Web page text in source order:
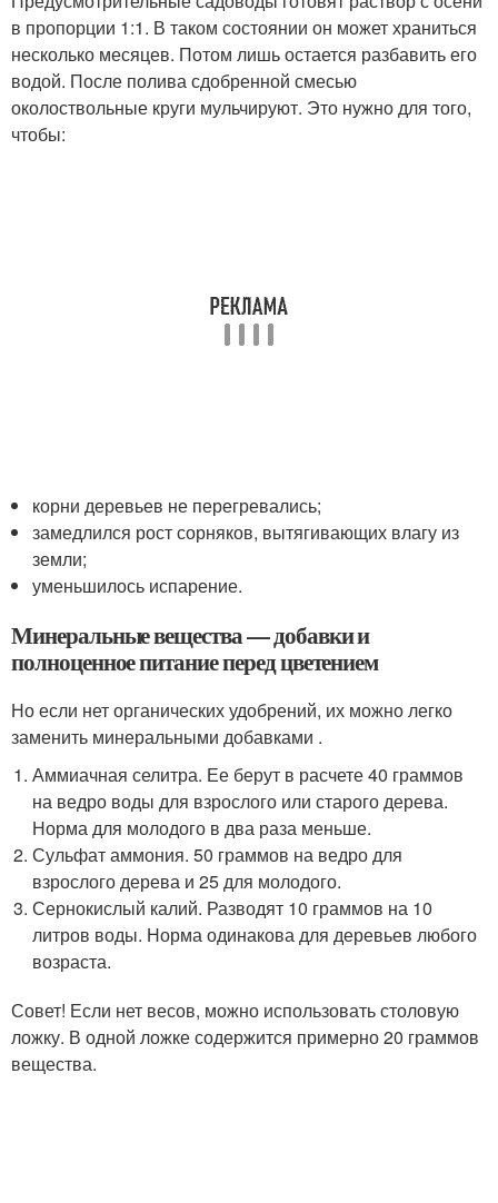
в пропорции 1:1. В таком состоянии он может храниться
несколько месяцев. Потом лишь остается разбавить его
водой. После полива сдобренной смесью
околоствольные круги мульчируют. Это нужно для того,
чтобы:
корни деревьев не перегревались;
замедлился рост сорняков, вытягивающих влагу из
земли;
уменьшилось испарение.
Минеральные вещества — добавки и
полноценное питание перед цветением
Но если нет органических удобрений, их можно легко
заменить минеральными добавками .
Аммиачная селитра. Ее берут в расчете 40 граммов
на ведро воды для взрослого или старого дерева.
Норма для молодого в два раза меньше.
Сульфат аммония. 50 граммов на ведро для
взрослого дерева и 25 для молодого.
Сернокислый калий. Разводят 10 граммов на 10
литров воды. Норма одинакова для деревьев любого
возраста.
Совет! Если нет весов, можно использовать столовую
ложку. В одной ложке содержится примерно 20 граммов
вещества.